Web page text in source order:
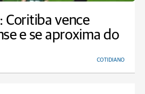
Coritiba vence
e se aproxima do
COTIDIANO